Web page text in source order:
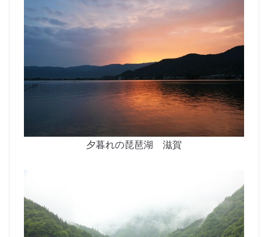
夕暮れの琵琶湖 滋賀